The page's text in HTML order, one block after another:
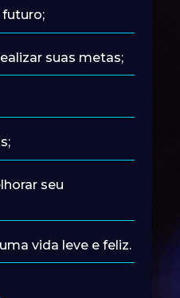
futuro;
suas metas;
seu
vida leve e feliz.